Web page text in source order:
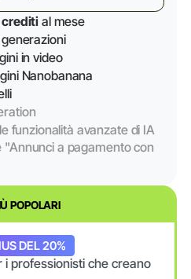
al mese
generazioni
in video
Nanobanana
funzionalità avanzate di IA
"Annunci a pagamento con
POPOLARI
i professionisti che creano
DEL 20%